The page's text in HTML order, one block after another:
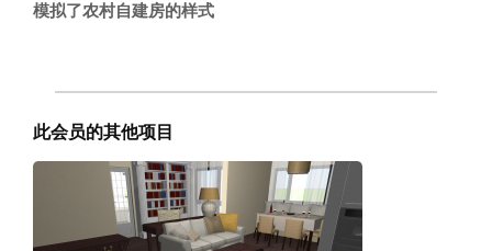
模拟了农村自建房的样式
此会员的其他项目